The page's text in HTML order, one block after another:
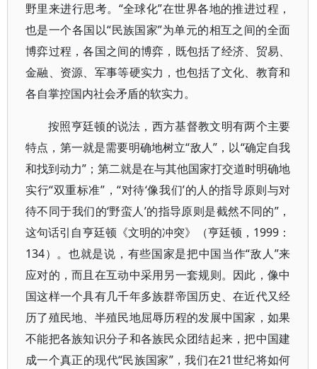
野里来进行思考。“全球化”在世界各地的推进过程，
也是一个各国以“民族国家”为单元的相互之间的全面
博弈过程，各国之间的博弈，既包括了经济、贸易、
金融、资源、军事等硬实力，也包括了文化、教育和
各自掌控国内社会矛盾的软实力。
按照亨廷顿的说法，西方基督教文明有两个主要
特点，第一就是需要明确地树立“敌人”，以“确定自我
和找到动力”；第二就是在与其他国家打交道时明确地
实行“双重标准”，“对待‘像我们’的人的指导原则与对
待不同于我们的‘野蛮人’的指导原则是截然不同的”，
这句话引自亨廷顿《文明的冲突》（亨廷顿，1999：
134）。也就是说，有些国家是把中国当作“敌人”来
应对的，而且在互动中采用另一套规则。因此，像中
国这样一个具有几千年多族群帝国历史、在近代又经
历了殖民地、半殖民地屈辱历程的发展中国家，如果
不能把各族知识分子和各族民众团结起来，把中国建
成一个真正的现代“民族国家”，我们在21世纪将如何